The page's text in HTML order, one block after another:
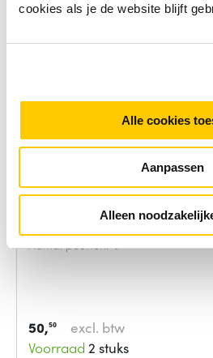
cookies als je de website blijft
Alle cookies
Aanpassen
Alleen
LogiLink UA0309 interface
USB 3.2 Gen
Aantal poorten:4
50,50
excl. btw
Voorraad 2 stuks